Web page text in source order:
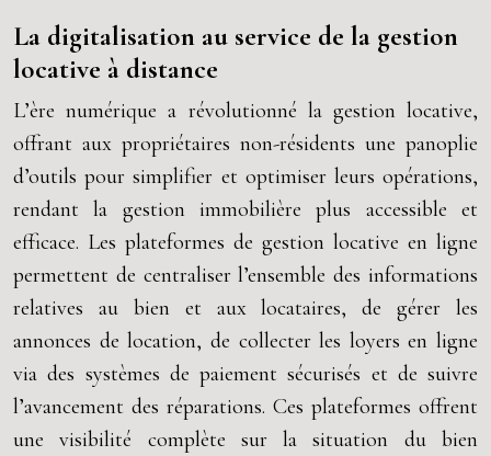
La digitalisation au service de la gestion
locative à distance
L’ère numérique a révolutionné la gestion locative,
offrant aux propriétaires non-résidents une panoplie
d’outils pour simplifier et optimiser leurs opérations,
rendant la gestion immobilière plus accessible et
efficace. Les plateformes de gestion locative en ligne
permettent de centraliser l’ensemble des informations
relatives au bien et aux locataires, de gérer les
annonces de location, de collecter les loyers en ligne
via des systèmes de paiement sécurisés et de suivre
l’avancement des réparations. Ces plateformes offrent
une visibilité complète sur la situation du bien